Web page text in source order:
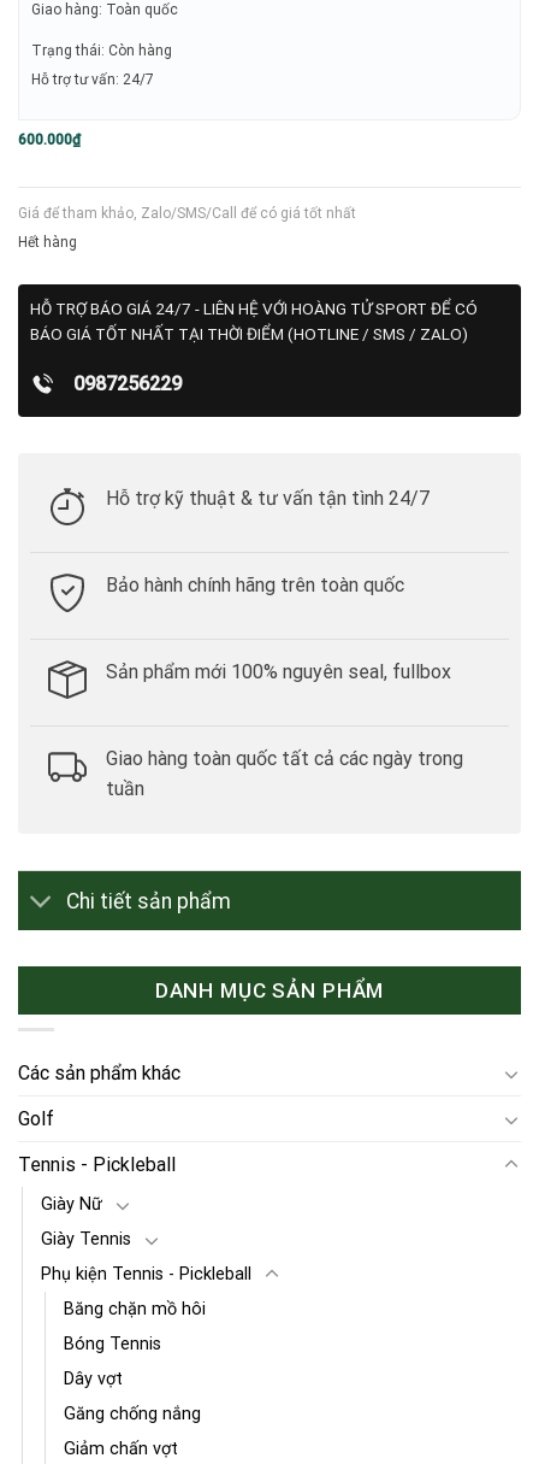
Giao hàng: Toàn quốc
Trạng thái: Còn hàng
Hỗ trợ tư vấn: 24/7
600.000₫
Giá để tham khảo, Zalo/SMS/Call để có giá tốt nhất
Hết hàng
HỖ TRỢ BÁO GIÁ 24/7 - LIÊN HỆ VỚI HOÀNG TỬ SPORT ĐỂ CÓ
BÁO GIÁ TỐT NHẤT TẠI THỜI ĐIỂM (HOTLINE / SMS / ZALO)
0987256229
Hỗ trợ kỹ thuật & tư vấn tận tình 24/7
Bảo hành chính hãng trên toàn quốc
Sản phẩm mới 100% nguyên seal, fullbox
Giao hàng toàn quốc tất cả các ngày trong
tuần
Chi tiết sản phẩm
DANH MỤC SẢN PHẨM
Các sản phẩm khác
Golf
Tennis - Pickleball
Giày Nữ
Giày Tennis
Phụ kiện Tennis - Pickleball
Băng chặn mồ hôi
Bóng Tennis
Dây vợt
Găng chống nắng
Giảm chấn vợt